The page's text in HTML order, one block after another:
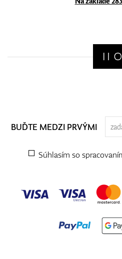
BUĎTE MEDZI PRVÝMI
Súhlasím so